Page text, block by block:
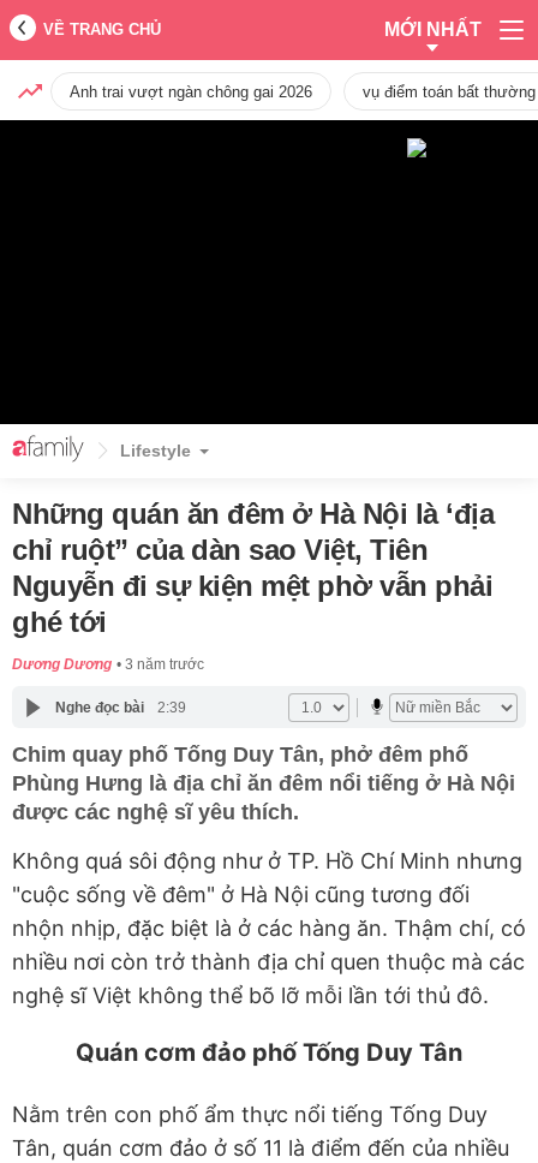
VỀ TRANG CHỦ MỚI NHẤT
Anh trai vượt ngàn chông gai 2026 vụ điểm toán bất
Lifestyle
Những quán ăn đêm ở Hà Nội là ‘địa
chỉ ruột” của dàn sao Việt, Tiên
Nguyễn đi sự kiện mệt phờ vẫn phải
ghé tới
Dương Dương 3 năm trước
Nghe đọc bài 2:39
Chim quay phố Tống Duy Tân, phở đêm phố
Phùng Hưng là địa chỉ ăn đêm nổi tiếng ở Hà Nội
được các nghệ sĩ yêu thích.
Không quá sôi động như ở TP. Hồ Chí Minh nhưng
"cuộc sống về đêm" ở Hà Nội cũng tương đối
nhộn nhịp, đặc biệt là ở các hàng ăn. Thậm chí, có
nhiều nơi còn trở thành địa chỉ quen thuộc mà các
nghệ sĩ Việt không thể bõ lỡ mỗi lần tới thủ đô.
Quán cơm đảo phố Tống Duy Tân
Nằm trên con phố ẩm thực nổi tiếng Tống Duy
Tân, quán cơm đảo ở số 11 là điểm đến của nhiều